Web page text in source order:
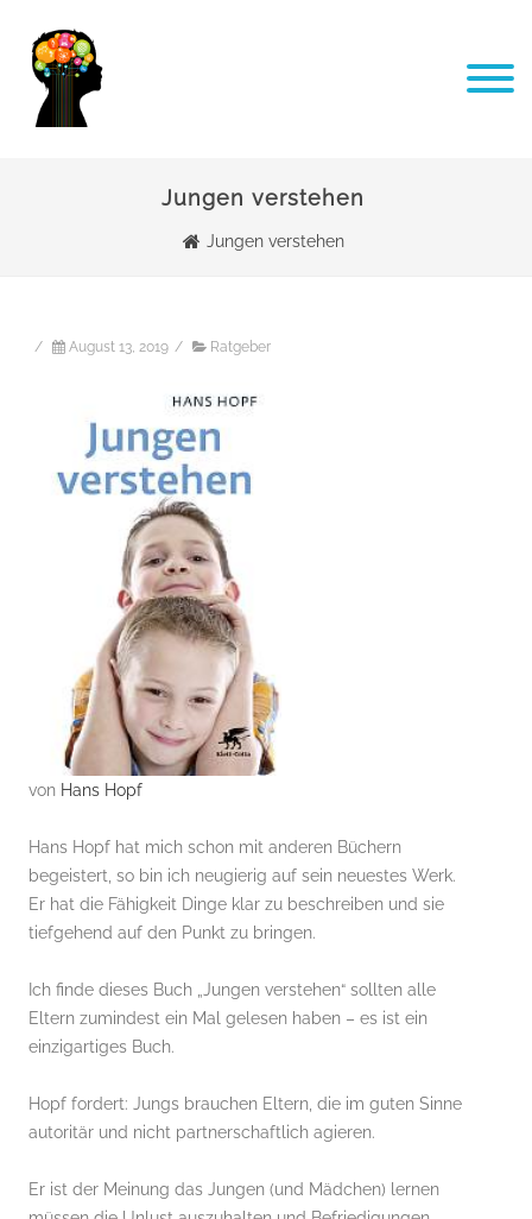
Jungen verstehen
Jungen verstehen
/ August 13, 2019 / Ratgeber
von Hans Hopf
Hans Hopf hat mich schon mit anderen Büchern
begeistert, so bin ich neugierig auf sein neuestes Werk.
Er hat die Fähigkeit Dinge klar zu beschreiben und sie
tiefgehend auf den Punkt zu bringen.
Ich finde dieses Buch „Jungen verstehen“ sollten alle
Eltern zumindest ein Mal gelesen haben – es ist ein
einzigartiges Buch.
Hopf fordert: Jungs brauchen Eltern, die im guten Sinne
autoritär und nicht partnerschaftlich agieren.
Er ist der Meinung das Jungen (und Mädchen) lernen